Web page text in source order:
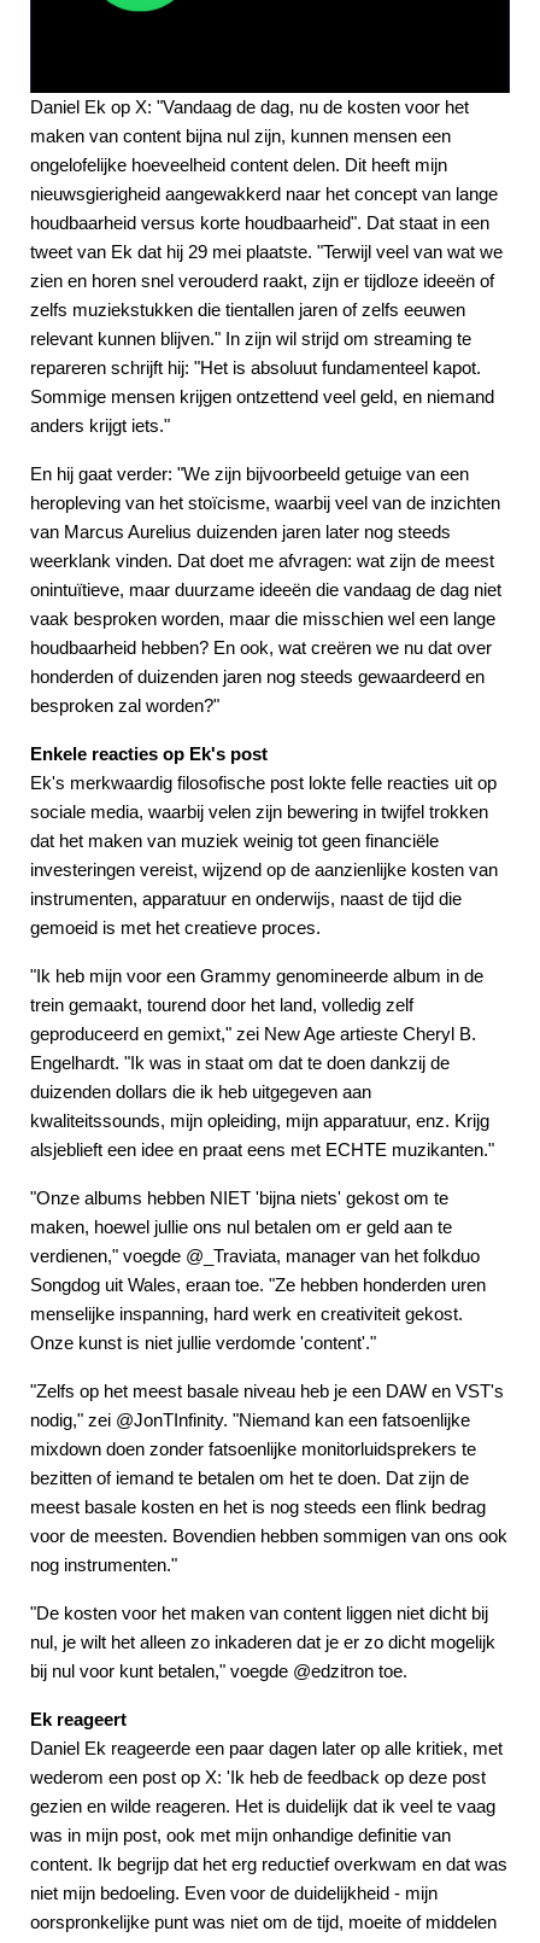
Daniel Ek op X: "Vandaag de dag, nu de kosten voor het
maken van content bijna nul zijn, kunnen mensen een
ongelofelijke hoeveelheid content delen. Dit heeft mijn
nieuwsgierigheid aangewakkerd naar het concept van lange
houdbaarheid versus korte houdbaarheid". Dat staat in een
tweet van Ek dat hij 29 mei plaatste. "Terwijl veel van wat we
zien en horen snel verouderd raakt, zijn er tijdloze ideeën of
zelfs muziekstukken die tientallen jaren of zelfs eeuwen
relevant kunnen blijven." In zijn wil strijd om streaming te
repareren schrijft hij: "Het is absoluut fundamenteel kapot.
Sommige mensen krijgen ontzettend veel geld, en niemand
anders krijgt iets."
En hij gaat verder: "We zijn bijvoorbeeld getuige van een
heropleving van het stoïcisme, waarbij veel van de inzichten
van Marcus Aurelius duizenden jaren later nog steeds
weerklank vinden. Dat doet me afvragen: wat zijn de meest
onintuïtieve, maar duurzame ideeën die vandaag de dag niet
vaak besproken worden, maar die misschien wel een lange
houdbaarheid hebben? En ook, wat creëren we nu dat over
honderden of duizenden jaren nog steeds gewaardeerd en
besproken zal worden?"
Enkele reacties op Ek's post
Ek's merkwaardig filosofische post lokte felle reacties uit op
sociale media, waarbij velen zijn bewering in twijfel trokken
dat het maken van muziek weinig tot geen financiële
investeringen vereist, wijzend op de aanzienlijke kosten van
instrumenten, apparatuur en onderwijs, naast de tijd die
gemoeid is met het creatieve proces.
"Ik heb mijn voor een Grammy genomineerde album in de
trein gemaakt, tourend door het land, volledig zelf
geproduceerd en gemixt," zei New Age artieste Cheryl B.
Engelhardt. "Ik was in staat om dat te doen dankzij de
duizenden dollars die ik heb uitgegeven aan
kwaliteitssounds, mijn opleiding, mijn apparatuur, enz. Krijg
alsjeblieft een idee en praat eens met ECHTE muzikanten."
"Onze albums hebben NIET 'bijna niets' gekost om te
maken, hoewel jullie ons nul betalen om er geld aan te
verdienen," voegde @_Traviata, manager van het folkduo
Songdog uit Wales, eraan toe. "Ze hebben honderden uren
menselijke inspanning, hard werk en creativiteit gekost.
Onze kunst is niet jullie verdomde 'content'."
"Zelfs op het meest basale niveau heb je een DAW en VST's
nodig," zei @JonTInfinity. "Niemand kan een fatsoenlijke
mixdown doen zonder fatsoenlijke monitorluidsprekers te
bezitten of iemand te betalen om het te doen. Dat zijn de
meest basale kosten en het is nog steeds een flink bedrag
voor de meesten. Bovendien hebben sommigen van ons ook
nog instrumenten."
"De kosten voor het maken van content liggen niet dicht bij
nul, je wilt het alleen zo inkaderen dat je er zo dicht mogelijk
bij nul voor kunt betalen," voegde @edzitron toe.
Ek reageert
Daniel Ek reageerde een paar dagen later op alle kritiek, met
wederom een post op X: 'Ik heb de feedback op deze post
gezien en wilde reageren. Het is duidelijk dat ik veel te vaag
was in mijn post, ook met mijn onhandige definitie van
content. Ik begrijp dat het erg reductief overkwam en dat was
niet mijn bedoeling. Even voor de duidelijkheid - mijn
oorspronkelijke punt was niet om de tijd, moeite of middelen